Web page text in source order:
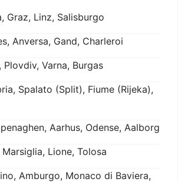
Graz, Linz, Salisburgo
Anversa, Gand, Charleroi
Plovdiv, Varna, Burgas
Spalato (Split), Fiume (Rijeka),
Aarhus, Odense, Aalborg
Marsiglia, Lione, Tolosa
Amburgo, Monaco di Baviera,